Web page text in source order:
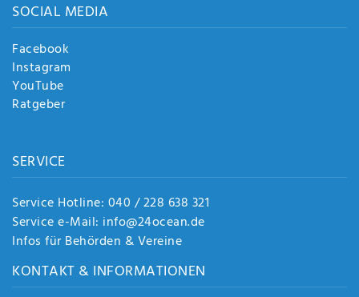
SOCIAL MEDIA
Facebook
Instagram
YouTube
Ratgeber
SERVICE
Service Hotline: 040 / 228 638 321
Service e-Mail: info@24ocean.de
Infos für Behörden & Vereine
KONTAKT & INFORMATIONEN